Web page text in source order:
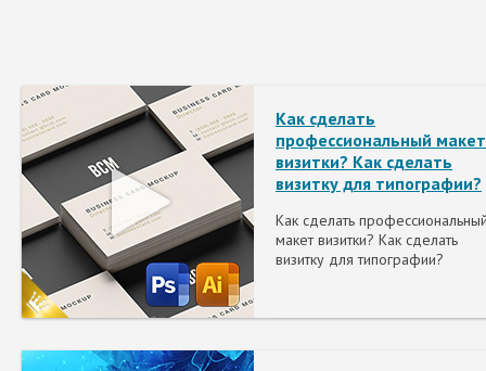
Как сделать
профессиональный макет
визитки? Как сделать
визитку для типографии?
Как сделать
макет визитки? Как сделать
визитку для типографии?